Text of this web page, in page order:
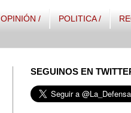
OPINIÓN / POLITICA /
SEGUINOS EN